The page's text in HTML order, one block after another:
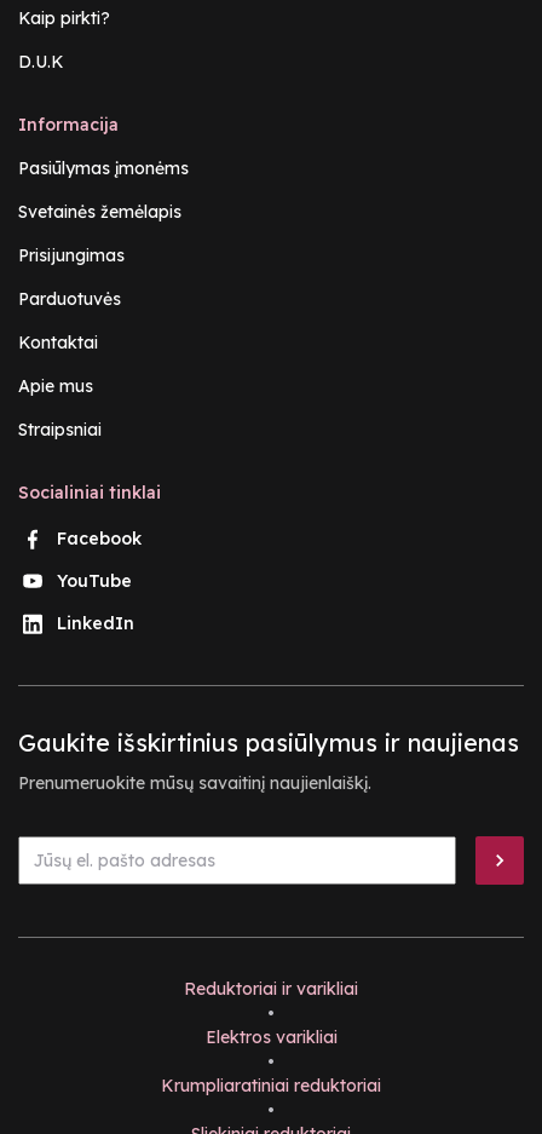
Kaip pirkti?
D.U.K
Informacija
Pasiūlymas įmonėms
Svetainės žemėlapis
Prisijungimas
Parduotuvės
Kontaktai
Apie mus
Straipsniai
Socialiniai tinklai
Facebook
YouTube
LinkedIn
Gaukite išskirtinius pasiūlymus ir naujienas
Prenumeruokite mūsų savaitinį naujienlaiškį.
Reduktoriai ir varikliai
•
Elektros varikliai
•
Krumpliaratiniai reduktoriai
•